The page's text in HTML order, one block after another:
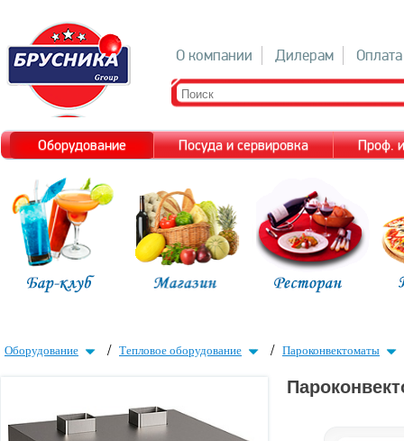
О компании Дилерам Оплата
Оборудование Посуда и сервировка Проф.
Оборудование / Тепловое оборудование / Пароконвектоматы